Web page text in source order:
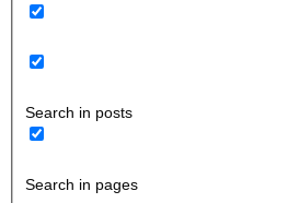
Search in posts
Search in pages